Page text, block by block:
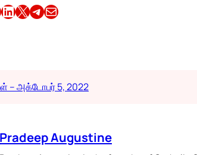
Share this article on LinkedIn Share this article on X Share this article on TelegramEmail this Article
– அக்டோபர் 5, 2022
Pradeep Augustine